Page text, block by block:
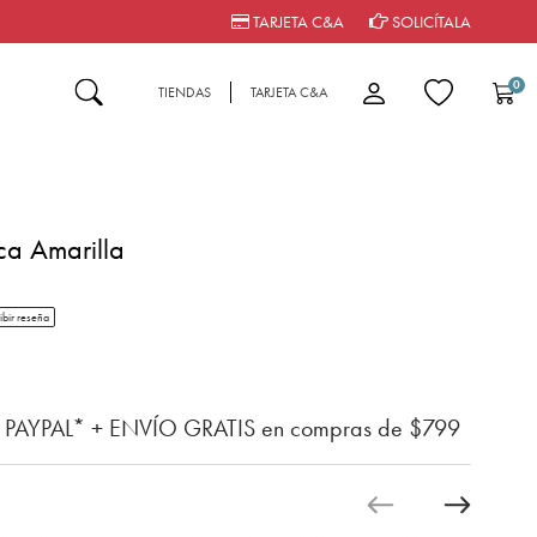
TARJETA C&A SOLICÍTALA
TIENDAS TARJETA C&A 0
Amarilla
cliente
rating
reseña
+ ENVÍO GRATIS en compras de $799